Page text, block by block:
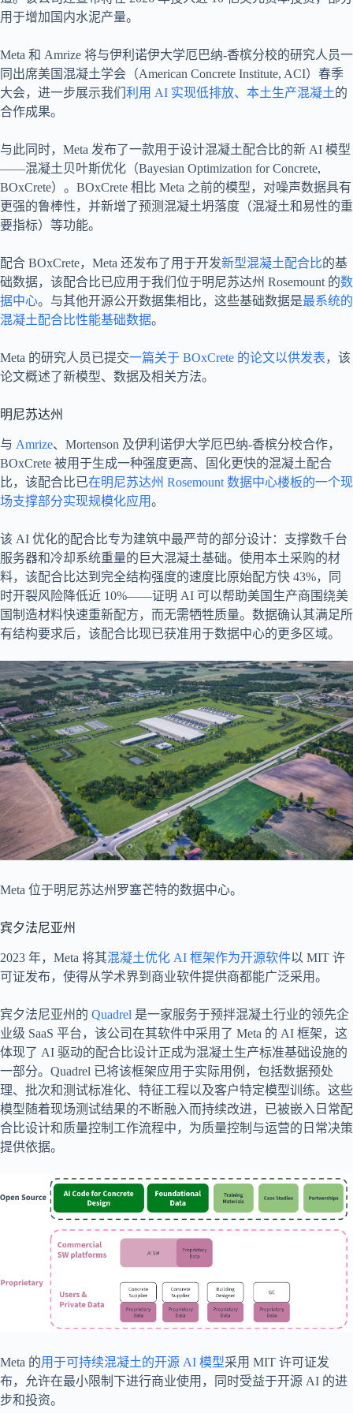
用于增加国内水泥产量。
Meta 和 Amrize 将与伊利诺伊大学厄巴纳-香槟分校的研究人员一
同出席美国混凝土学会（American Concrete Institute, ACI）春季
大会，进一步展示我们 利用 AI 实现低排放、本土生产混凝土的
合作成果。
与此同时，Meta 发布了一款用于设计混凝土配合比的新 AI 模型
——混凝土贝叶斯优化（Bayesian Optimization for Concrete,
BOxCrete）。BOxCrete 相比 Meta 之前的模型，对噪声数据具有
更强的鲁棒性，并新增了预测混凝土坍落度（混凝土和易性的重
要指标）等功能。
配合 BOxCrete，Meta 还发布了用于开发新型混凝土配合比的基
础数据，该配合比已应用于我们位于明尼苏达州 Rosemount 的数
据中心。与其他开源公开数据集相比，这些基础数据是最系统的
混凝土配合比性能基础数据。
Meta 的研究人员已提交一篇关于 BOxCrete 的论文以供发表，该
论文概述了新模型、数据及相关方法。
明尼苏达州
与 Amrize、Mortenson 及伊利诺伊大学厄巴纳-香槟分校合作，
BOxCrete 被用于生成一种强度更高、固化更快的混凝土配合
比，该配合比已在明尼苏达州 Rosemount 数据中心楼板的一个现
场支撑部分实现规模化应用。
该 AI 优化的配合比专为建筑中最严苛的部分设计：支撑数千台
服务器和冷却系统重量的巨大混凝土基础。使用本土采购的材
料，该配合比达到完全结构强度的速度比原始配方快 43%，同
时开裂风险降低近 10%——证明 AI 可以帮助美国生产商围绕美
国制造材料快速重新配方，而无需牺牲质量。数据确认其满足所
有结构要求后，该配合比现已获准用于数据中心的更多区域。
Meta 位于明尼苏达州罗塞芒特的数据中心。
宾夕法尼亚州
2023 年，Meta 将其混凝土优化 AI 框架作为开源软件以 MIT 许
可证发布，使得从学术界到商业软件提供商都能广泛采用。
宾夕法尼亚州的 Quadrel 是一家服务于预拌混凝土行业的领先企
业级 SaaS 平台，该公司在其软件中采用了 Meta 的 AI 框架，这
体现了 AI 驱动的配合比设计正成为混凝土生产标准基础设施的
一部分。Quadrel 已将该框架应用于实际用例，包括数据预处
理、批次和测试标准化、特征工程以及客户特定模型训练。这些
模型随着现场测试结果的不断融入而持续改进，已被嵌入日常配
合比设计和质量控制工作流程中，为质量控制与运营的日常决策
提供依据。
Meta 的用于可持续混凝土的开源 AI 模型采用 MIT 许可证发
布，允许在最小限制下进行商业使用，同时受益于开源 AI 的进
步和投资。